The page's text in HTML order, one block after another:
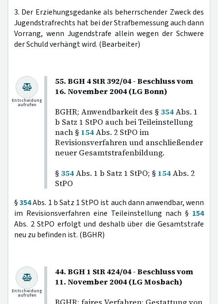
3. Der Erziehungsgedanke als beherrschender Zweck des
Jugendstrafrechts hat bei der Strafbemessung auch dann
Vorrang, wenn Jugendstrafe allein wegen der Schwere
der Schuld verhängt wird. (Bearbeiter)
55. BGH 4 StR 392/04 - Beschluss vom
16. November 2004 (LG Bonn)
BGHR; Anwendbarkeit des § 354Abs. 1
b Satz 1 StPO auch bei Teileinstellung
nach § 154Abs. 2 StPO im
Revisionsverfahren und anschließender
neuer Gesamtstrafenbildung.
§ 354Abs. 1 b Satz 1 StPO; § 154Abs. 2
StPO
Entscheidung
aufrufen
§354Abs. 1 b Satz 1 StPO ist auch dann anwendbar, wenn
im Revisionsverfahren eine Teileinstellung nach § 154
Abs. 2 StPO erfolgt und deshalb über die Gesamtstrafe
neu zu befinden ist. (BGHR)
44. BGH 1 StR 424/04 - Beschluss vom
11. November 2004 (LG Mosbach)
Entscheidung
aufrufen